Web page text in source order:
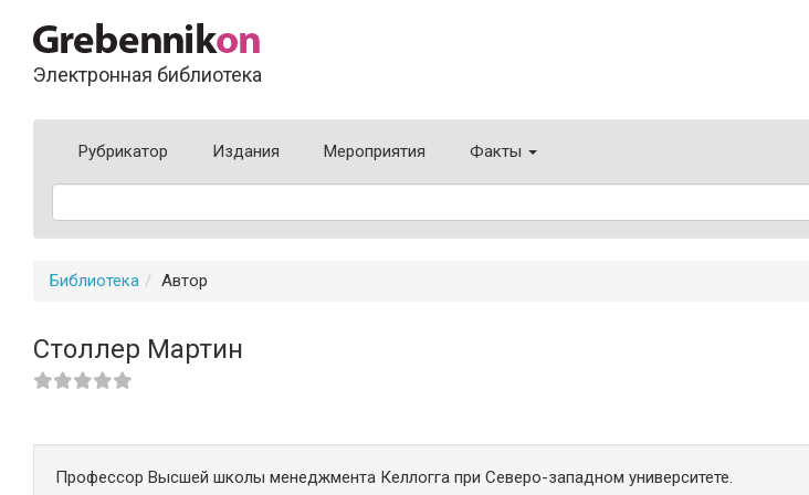
Электронная библиотека
Рубрикатор Издания Мероприятия Факты
Библиотека Автор
Столлер Мартин
Профессор Высшей школы менеджмента Келлогга при Северо-западном университете.